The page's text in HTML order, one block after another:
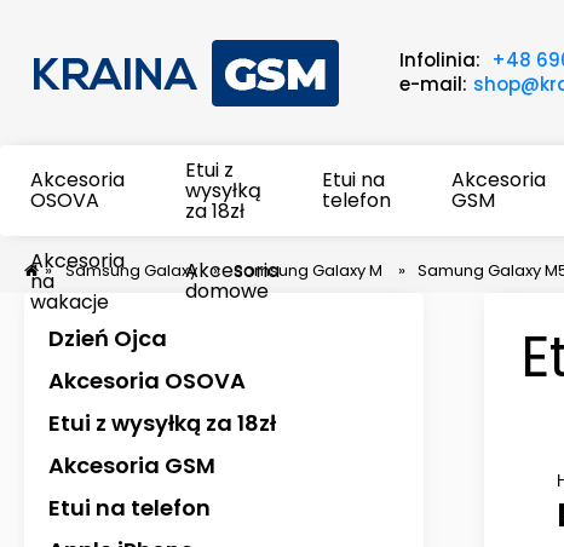
Infolinia: +48
e-mail:
Akcesoria
OSOVA
Etui z
wysyłką
za 18zł
Etui na
telefon
Akcesoria
GSM
Akcesoria
na
wakacje
Akcesoria
domowe
» Samsung Galaxy » Samsung Galaxy M » Samung Galaxy
Dzień Ojca
Akcesoria OSOVA
Etui z wysyłką za 18zł
Akcesoria GSM
Etui na telefon